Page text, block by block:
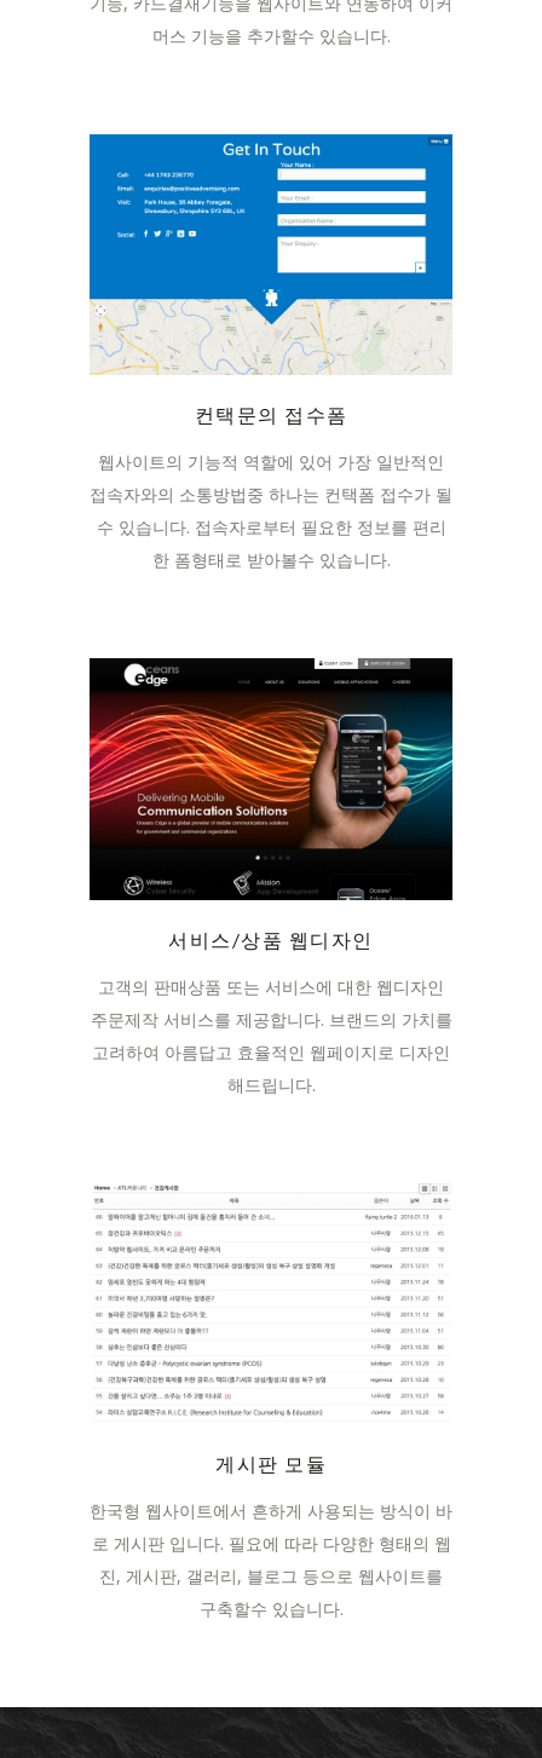
머스 기능을 추가할수 있습니다.
컨택문의 접수폼
웹사이트의 기능적 역할에 있어 가장 일반적인
접속자와의 소통방법중 하나는 컨택폼 접수가 될
수 있습니다. 접속자로부터 필요한 정보를 편리
한 폼형태로 받아볼수 있습니다.
서비스/상품 웹디자인
고객의 판매상품 또는 서비스에 대한 웹디자인
주문제작 서비스를 제공합니다. 브랜드의 가치를
고려하여 아름답고 효율적인 웹페이지로 디자인
해드립니다.
게시판 모듈
한국형 웹사이트에서 흔하게 사용되는 방식이 바
로 게시판 입니다. 필요에 따라 다양한 형태의 웹
진, 게시판, 갤러리, 블로그 등으로 웹사이트를
구축할수 있습니다.